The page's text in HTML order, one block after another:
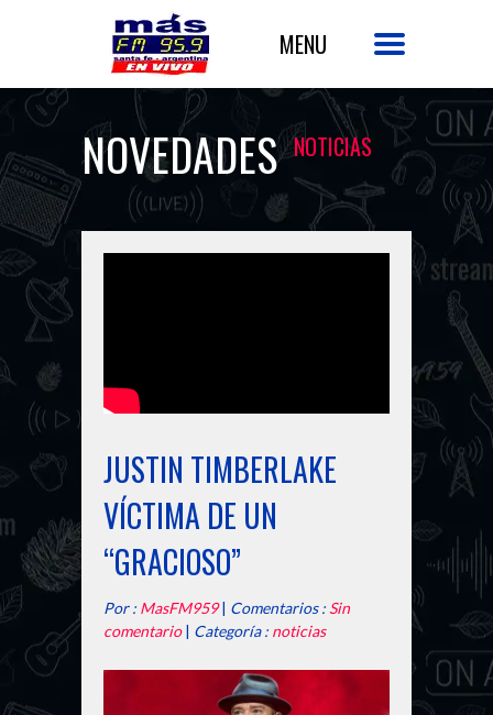
NOVEDADES NOTICIAS
JUSTIN TIMBERLAKE
VÍCTIMA DE UN
“GRACIOSO”
Por : MasFM959| Comentarios : Sin
comentario| Categoría : noticias